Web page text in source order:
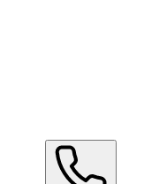
Ceramic Pro Care+